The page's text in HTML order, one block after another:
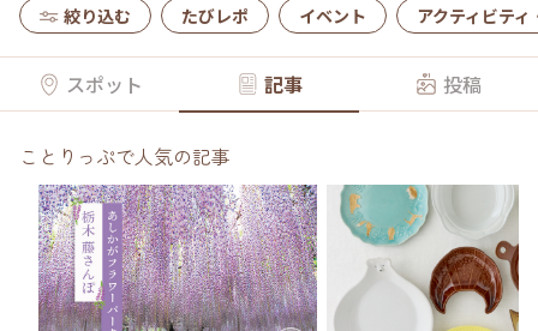
絞り込む たびレポ イベント アクティビティ
スポット 記事 投稿
ことりっぷで人気の記事